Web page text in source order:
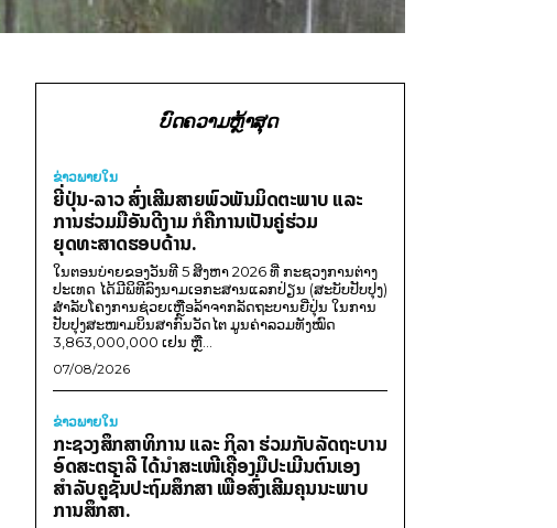
ບົດຄວາມຫຼ້າສຸດ
ຂ່າວພາຍ​ໃນ
ຍີ່ປຸ່ນ-ລາວ ສົ່ງເສີມສາຍພົວພັນມິດຕະພາບ ແລະ
ການຮ່ວມມືອັນດີງາມ ກໍຄືການເປັນຄູ່ຮ່ວມ
ຍຸດທະສາດຮອບດ້ານ.
ໃນຕອນບ່າຍຂອງວັນທີ 5 ສິງຫາ 2026 ທີ່ ກະຊວງການຕ່າງ
ປະເທດ ໄດ້ມີພິທີລົງນາມເອກະສານແລກປ່ຽນ (ສະບັບປັບປຸງ)
ສໍາລັບໂຄງການຊ່ວຍເຫຼືອລ້າຈາກລັດຖະບານຍີ່ປຸ່ນ ໃນການ
ປັບປຸງສະໜາມບິນສາກົນວັດໄຕ ມູນຄ່າລວມທັງໝົດ
3,863,000,000 ເຢນ ຫຼື...
07/08/2026
ຂ່າວພາຍ​ໃນ
ກະຊວງສຶກສາທິການ ແລະ ກິລາ ຮ່ວມກັບລັດຖະບານ
ອົດສະຕຣາລີ ໄດ້ນຳສະເໜີເຄື່ອງມືປະເມີນຕົນເອງ
ສຳລັບຄູຊັ້ນປະຖົມສຶກສາ ເພື່ອສົ່ງເສີມຄຸນນະພາບ
ການສຶກສາ.